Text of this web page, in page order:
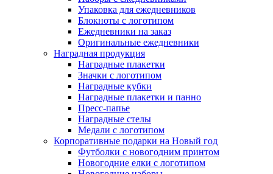
Упаковка для ежедневников
Блокноты с логотипом
Ежедневники на заказ
Оригинальные ежедневники
Наградная продукция
Наградные плакетки
Значки с логотипом
Наградные кубки
Наградные плакетки и панно
Пресс-папье
Наградные стелы
Медали с логотипом
Корпоративные подарки на Новый год
Футболки с новогодним принтом
Новогодние елки с логотипом